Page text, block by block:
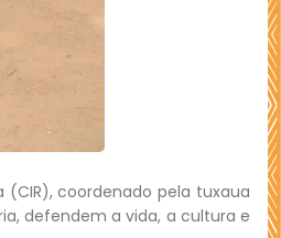
coordenado pela tuxaua
defendem a vida, a cultura e